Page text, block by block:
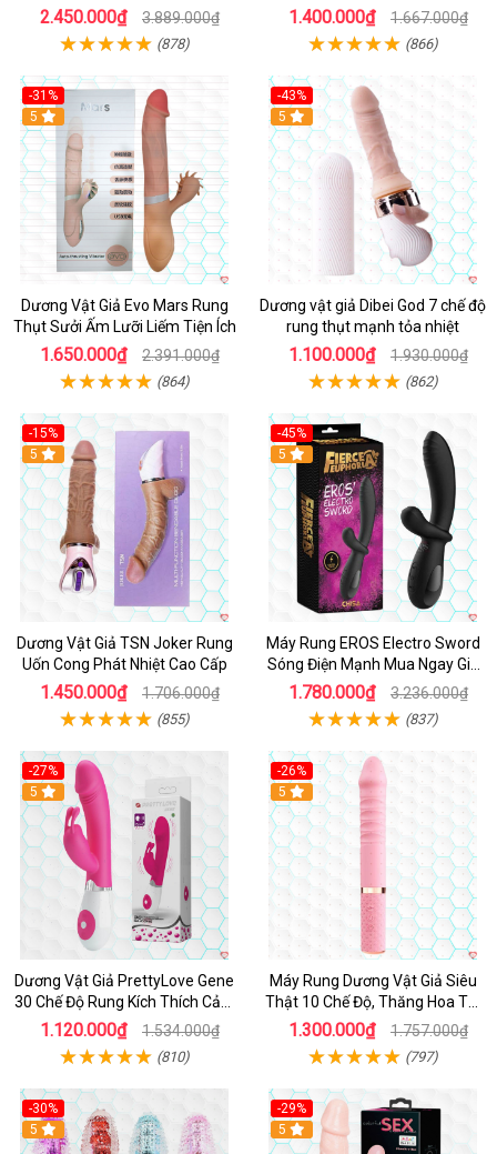
Hưởng
2.450.000₫ 3.889.000₫
(878)
cấp
1.400.000₫ 1.667.000₫
(866)
-31%
5
Dương Vật Giả Evo Mars Rung
Thụt Sưởi Ấm Lưỡi Liếm Tiện Ích
1.650.000₫ 2.391.000₫
(864)
-43%
Hot
5
Dương vật giả Dibei God 7 chế độ
rung thụt mạnh tỏa nhiệt
1.100.000₫ 1.930.000₫
(862)
-15%
5
Dương Vật Giả TSN Joker Rung
Uốn Cong Phát Nhiệt Cao Cấp
1.450.000₫ 1.706.000₫
(855)
-45%
5
Máy Rung EROS Electro Sword
Sóng Điện Mạnh Mua Ngay Giá
Tốt
1.780.000₫ 3.236.000₫
(837)
-27%
Hot
5
Dương Vật Giả PrettyLove Gene
30 Chế Độ Rung Kích Thích Cảm
Biến Âm Thanh
1.120.000₫ 1.534.000₫
(810)
-26%
Hot
5
Máy Rung Dương Vật Giả Siêu
Thật 10 Chế Độ, Thăng Hoa Tối
Ưu
1.300.000₫ 1.757.000₫
(797)
-30%
Hot
5
-29%
Hot
5